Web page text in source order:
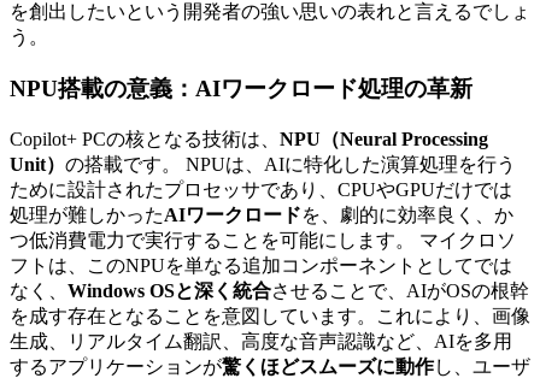
を創出したいという開発者の強い思いの表れと言えるでしょ
う。
NPU搭載の意義：AIワークロード処理の革新
Copilot+ PCの核となる技術は、 NPU（Neural Processing
Unit） の搭載です。 NPUは、AIに特化した演算処理を行う
ために設計されたプロセッサであり、CPUやGPUだけでは
処理が難しかったAIワークロードを、劇的に効率良く、か
つ低消費電力で実行することを可能にします。 マイクロソ
フトは、このNPUを単なる追加コンポーネントとしてでは
なく、 Windows OSと深く統合させることで、AIがOSの根幹
を成す存在となることを意図しています。これにより、画像
生成、リアルタイム翻訳、高度な音声認識など、AIを多用
するアプリケーションが驚くほどスムーズに動作し、ユーザ